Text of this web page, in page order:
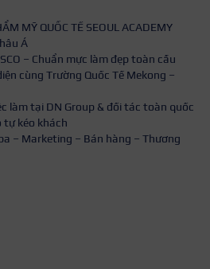
MỸ QUỐC TẾ SEOUL ACADEMY
Á
– Chuẩn mực làm đẹp toàn cầu
cùng Trường Quốc Tế Mekong –
làm tại DN Group & đối tác toàn quốc
kéo khách
– Marketing – Bán hàng – Thương